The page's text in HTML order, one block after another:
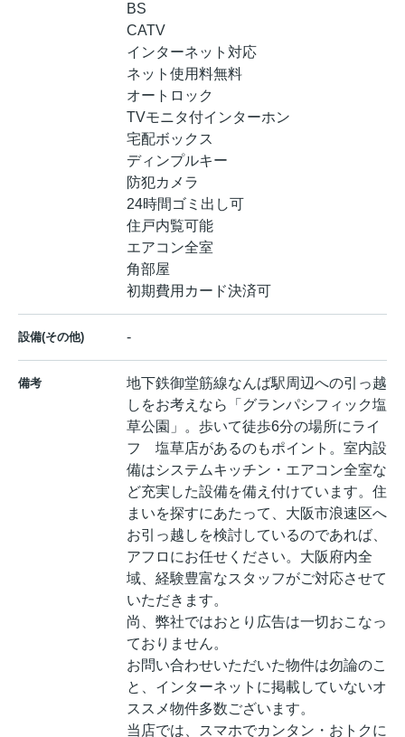
BS
CATV
インターネット対応
ネット使用料無料
オートロック
TVモニタ付インターホン
宅配ボックス
ディンプルキー
防犯カメラ
24時間ゴミ出し可
住戸内覧可能
エアコン全室
角部屋
初期費用カード決済可
設備(その他) -
備考
地下鉄御堂筋線なんば駅周辺への引っ越
しをお考えなら「グランパシフィック塩
草公園」。歩いて徒歩6分の場所にライ
フ 塩草店があるのもポイント。室内設
備はシステムキッチン・エアコン全室な
ど充実した設備を備え付けています。住
まいを探すにあたって、大阪市浪速区へ
お引っ越しを検討しているのであれば、
アフロにお任せください。大阪府内全
域、経験豊富なスタッフがご対応させて
いただきます。
尚、弊社ではおとり広告は一切おこなっ
ておりません。
お問い合わせいただいた物件は勿論のこ
と、インターネットに掲載していないオ
ススメ物件多数ございます。
当店では、スマホでカンタン・おトクに